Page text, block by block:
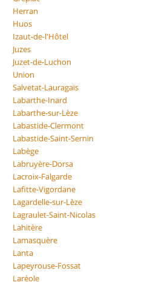
Herran
Huos
Izaut-de-l'Hôtel
Juzes
Juzet-de-Luchon
Union
Salvetat-Lauragais
Labarthe-Inard
Labarthe-sur-Lèze
Labastide-Clermont
Labastide-Saint-Sernin
Labège
Labruyère-Dorsa
Lacroix-Falgarde
Lafitte-Vigordane
Lagardelle-sur-Lèze
Lagraulet-Saint-Nicolas
Lahitère
Lamasquère
Lanta
Lapeyrouse-Fossat
Laréole